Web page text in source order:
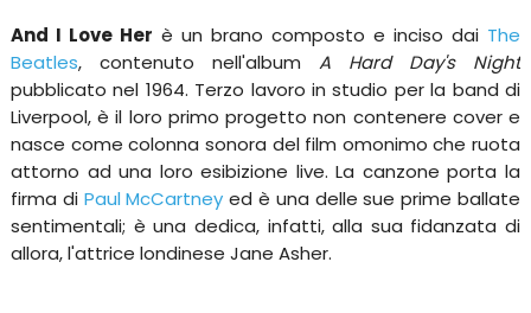
And I Love Her è un brano composto e inciso dai The
Beatles, contenuto nell'album A Hard Day's Night
pubblicato nel 1964. Terzo lavoro in studio per la band di
Liverpool, è il loro primo progetto non contenere cover e
nasce come colonna sonora del film omonimo che ruota
attorno ad una loro esibizione live. La canzone porta la
firma di Paul McCartney ed è una delle sue prime ballate
sentimentali; è una dedica, infatti, alla sua fidanzata di
allora, l'attrice londinese Jane Asher.